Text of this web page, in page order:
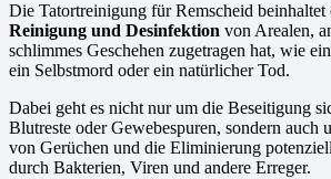
Die Tatortreinigung für Remscheid beinhaltet
Reinigung und Desinfektion von Arealen,
schlimmes Geschehen zugetragen hat, wie
ein Selbstmord oder ein natürlicher Tod.
Dabei geht es nicht nur um die Beseitigung
Blutreste oder Gewebespuren, sondern auch
von Gerüchen und die Eliminierung
durch Bakterien, Viren und andere Erreger.